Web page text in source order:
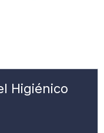
Higiénico